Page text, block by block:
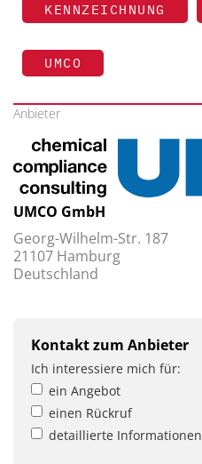
KENNZEICHNUNG
UMCO
Anbieter
UMCO GmbH
Georg-Wilhelm-Str. 187
21107 Hamburg
Deutschland
Kontakt zum Anbieter
Ich interessiere mich für:
ein Angebot
einen Rückruf
detaillierte Informationen